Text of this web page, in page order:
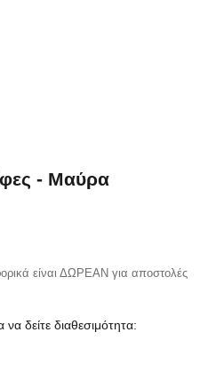
- Μαύρα
είναι ΔΩΡΕΑΝ για αποστολές
δείτε διαθεσιμότητα: